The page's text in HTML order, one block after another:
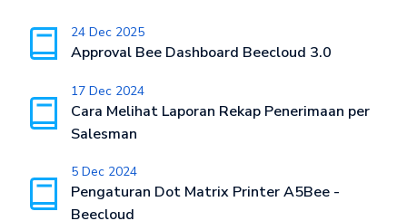
24 Dec 2025
Approval Bee Dashboard Beecloud 3.0
17 Dec 2024
Cara Melihat Laporan Rekap Penerimaan per
Salesman
5 Dec 2024
Pengaturan Dot Matrix Printer A5Bee -
Beecloud